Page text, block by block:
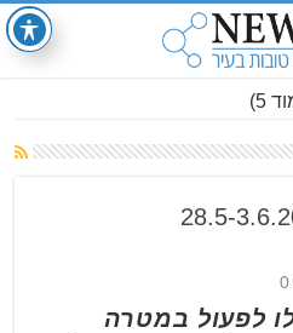
5)
0
לפעול במטרה